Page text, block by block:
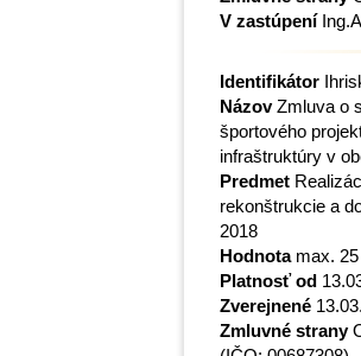
V zastúpení
Identifikátor
NázovZmluva o
športového
infraštruktúry v
Predmet
rekonštrukcie a
2018
Hodnotamax. 25
Platnosť od
Zverejnené
Zmluvné strany